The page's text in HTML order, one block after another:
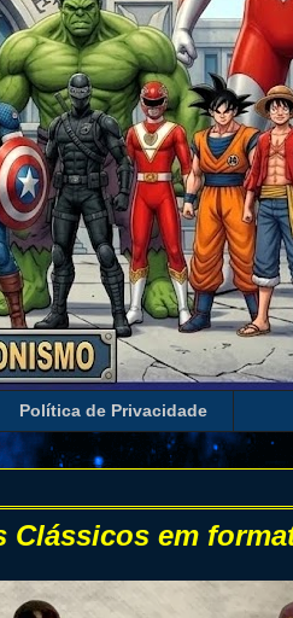
Política de Privacidade
Clássicos em